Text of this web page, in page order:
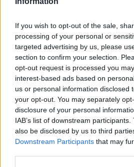
If you wish to opt-out of the sale,
processing of your personal or
targeted advertising by us, please
section to confirm your selection.
opt-out request is processed you
interest-based ads based on
us or personal information disclosed
your opt-out. You may separately
disclosure of your personal
IAB’s list of downstream
also be disclosed by us to third
Downstream Participants that may
scientifiche.
Il Pass sarà introdotto il 1° ottobree
un anno. Al costo di 10 euro e riservato
dell’area metropolitana, consente al
percorsi di visita ai musei civici e luoghi
fruizione di tre visite guidate, gratuite,
“La Card del fiorentino è un passaporto
residenti a Firenze e nella Città
Sacchi -. Riteniamo fondamentale,
usufruire di un biglietto ‘speciale’ per
e questo in aggiunta alle occasioni già
Metropolitane, che continuiamo a
con accesso gratuito per i cittadini